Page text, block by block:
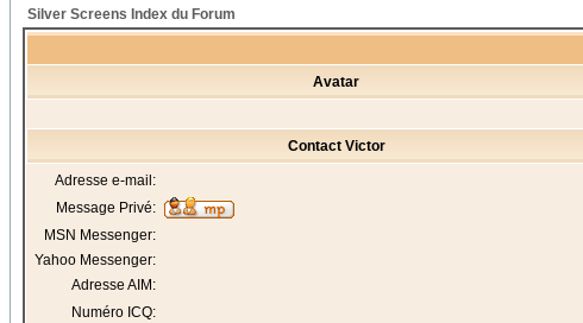
Silver Screens Index du Forum
Avatar
Contact Victor
Adresse e-mail:
Message Privé:
MSN Messenger:
Yahoo Messenger:
Adresse AIM:
Numéro ICQ: